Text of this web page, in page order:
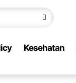
Kesehatan